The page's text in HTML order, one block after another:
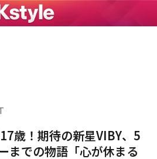
歳！期待の新星VIBY、5
までの物語「心が休まる